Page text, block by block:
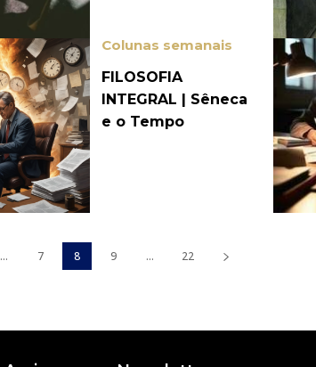
Colunas semanais
FILOSOFIA
INTEGRAL | Sêneca
e o Tempo
... 7 8 9 ... 22